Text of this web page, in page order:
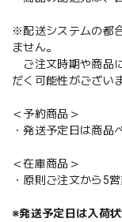
※配送システムの都
ません。
ご注文時期や商品
だく可能性がござい
＜予約商品＞
・発送予定日は商品
＜在庫商品＞
・原則ご注文から5
※発送予定日は入荷